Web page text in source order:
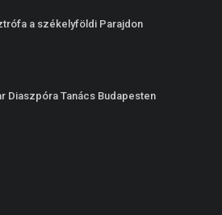
a székelyföldi Parajdon
Diaszpóra Tanács Budapesten